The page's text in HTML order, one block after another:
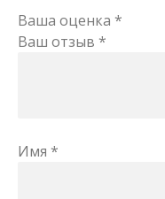
Ваша оценка *
Ваш отзыв *
Имя *